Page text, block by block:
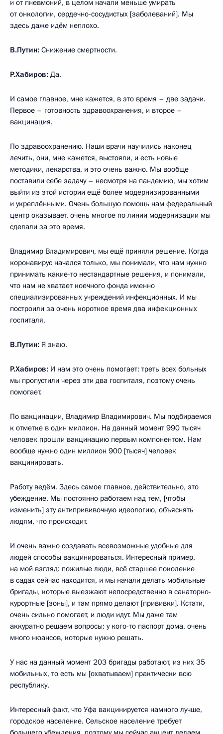
и от пневмоний, в целом начали меньше умирать
от онкологии, сердечно-сосудистых [заболеваний]. Мы
здесь даже идём неплохо.
В.Путин: Снижение смертности.
Р.Хабиров: Да.
И самое главное, мне кажется, в это время – две задачи.
Первое – готовность здравоохранения, и второе –
вакцинация.
По здравоохранению. Наши врачи научились наконец
лечить, они, мне кажется, выстояли, и есть новые
методики, лекарства, и это очень важно. Мы вообще
поставили себе задачу – несмотря на пандемию, мы хотим
выйти из этой истории ещё более модернизированными
и укреплёнными. Очень большую помощь нам федеральный
центр оказывает, очень многое по линии модернизации мы
сделали за это время.
Владимир Владимирович, мы ещё приняли решение. Когда
коронавирус начался только, мы понимали, что нам нужно
принимать какие-то нестандартные решения, и понимали,
что нам не хватает коечного фонда именно
специализированных учреждений инфекционных. И мы
построили за очень короткое время два инфекционных
госпиталя.
В.Путин: Я знаю.
Р.Хабиров: И нам это очень помогает: треть всех больных
мы пропустили через эти два госпиталя, поэтому очень
помогает.
По вакцинации, Владимир Владимирович. Мы подбираемся
к отметке в один миллион. На данный момент 990 тысяч
человек прошли вакцинацию первым компонентом. Нам
вообще нужно один миллион 900 [тысяч] человек
вакцинировать.
Работу ведём. Здесь самое главное, действительно, это
убеждение. Мы постоянно работаем над тем, [чтобы
изменить] эту антипрививочную идеологию, объяснять
людям, что происходит.
И очень важно создавать всевозможные удобные для
людей способы вакцинироваться. Интересный пример,
на мой взгляд: пожилые люди, всё старшее поколение
в садах сейчас находится, и мы начали делать мобильные
бригады, которые выезжают непосредственно в санаторно-
курортные [зоны], и там прямо делают [прививки]. Кстати,
очень сильно помогает, и люди идут. Мы даже там
аккуратно решаем вопросы: у кого-то паспорт дома, очень
много нюансов, которые нужно решать.
У нас на данный момент 203 бригады работают, из них 35
мобильных, то есть мы [охватываем] практически всю
республику.
Интересный факт, что Уфа вакцинируется намного лучше,
городское население. Сельское население требует